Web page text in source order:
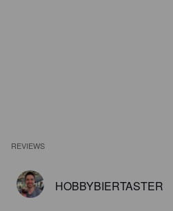
REVIEWS
HOBBYBIERTASTER